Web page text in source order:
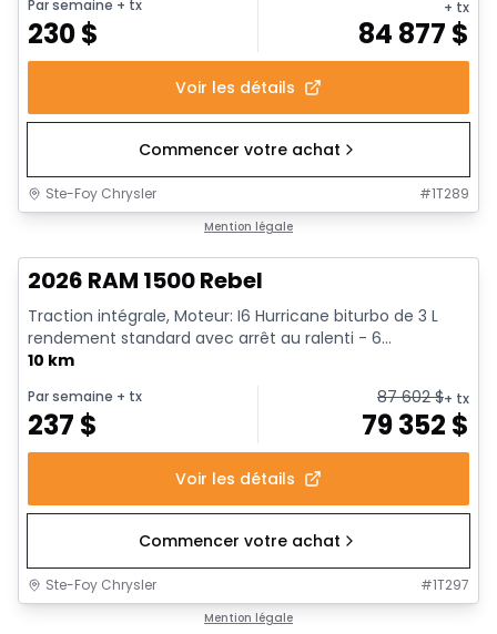
Par semaine + tx
230$
+ tx
84 877 $
Voir les détails
Commencer votre achat
Ste-Foy Chrysler #1T289
Mention légale
2026 RAM 1500 Rebel
Traction intégrale, Moteur: I6 Hurricane biturbo de 3 L
rendement standard avec arrêt au ralenti - 6...
10 km
Par semaine + tx
237 $
87 602$+ tx
79 352 $
Voir les détails
Commencer votre achat
Ste-Foy Chrysler #1T297
Mention légale